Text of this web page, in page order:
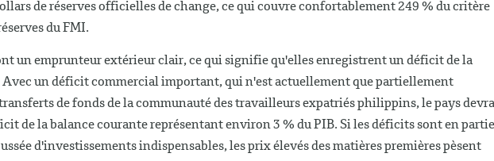
de réserves officielles de change, ce qui couvre confortablement 249 % du critère
du FMI.
un emprunteur extérieur clair, ce qui signifie qu'elles enregistrent un déficit de la
Avec un déficit commercial important, qui n'est actuellement que partiellement
de fonds de la communauté des travailleurs expatriés philippins, le pays
de la balance courante représentant environ 3 % du PIB. Si les déficits sont en partie
d'investissements indispensables, les prix élevés des matières premières pèsent